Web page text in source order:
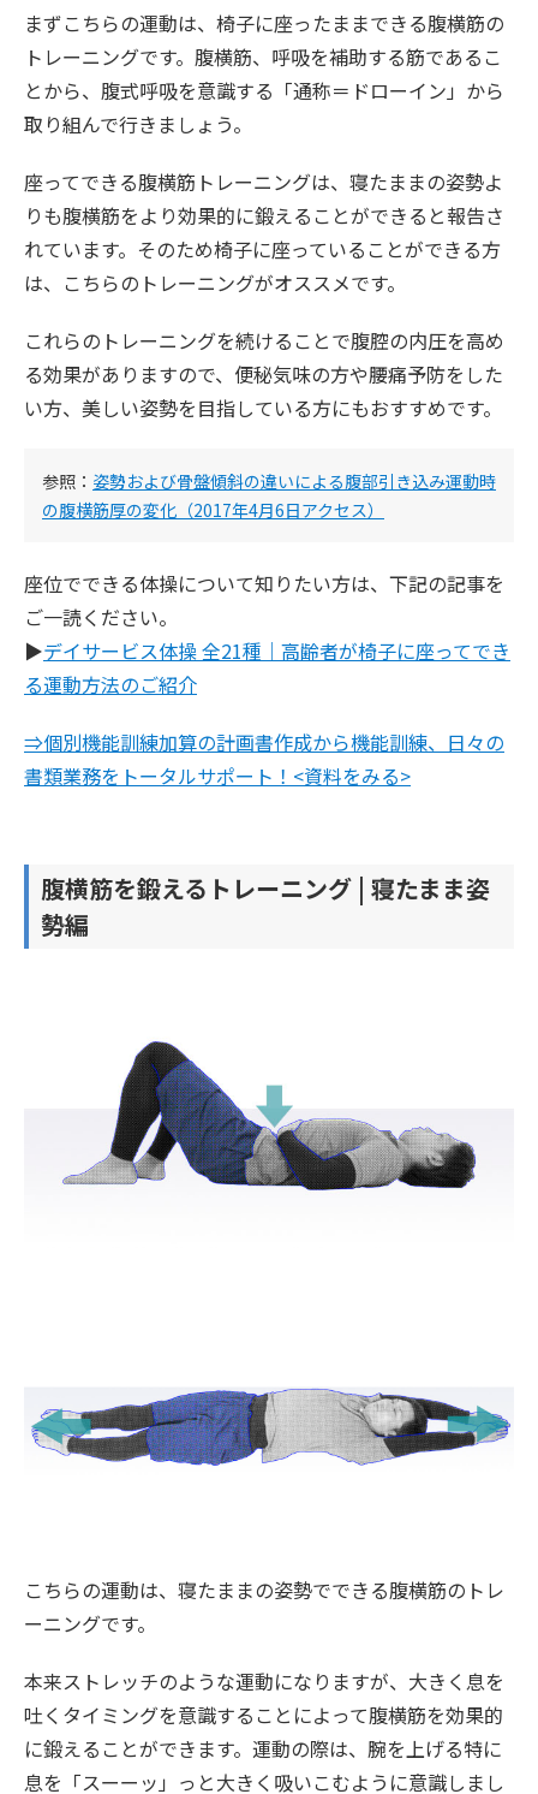
まずこちらの運動は、椅子に座ったままできる腹横筋の
トレーニングです。腹横筋、呼吸を補助する筋であるこ
とから、腹式呼吸を意識する「通称＝ドローイン」から
取り組んで行きましょう。
座ってできる腹横筋トレーニングは、寝たままの姿勢よ
りも腹横筋をより効果的に鍛えることができると報告さ
れています。そのため椅子に座っていることができる方
は、こちらのトレーニングがオススメです。
これらのトレーニングを続けることで腹腔の内圧を高め
る効果がありますので、便秘気味の方や腰痛予防をした
い方、美しい姿勢を目指している方にもおすすめです。
参照： 姿勢および骨盤傾斜の違いによる腹部引き込み運動時
の腹横筋厚の変化（2017年4月6日アクセス）
座位でできる体操について知りたい方は、下記の記事を
ご一読ください。
▶︎デイサービス体操 全21種｜高齢者が椅子に座ってでき
る運動方法のご紹介
⇒個別機能訓練加算の計画書作成から機能訓練、日々の
書類業務をトータルサポート！<資料をみる>
腹横筋を鍛えるトレーニング | 寝たまま姿
勢編
こちらの運動は、寝たままの姿勢でできる腹横筋のトレ
ーニングです。
本来ストレッチのような運動になりますが、大きく息を
吐くタイミングを意識することによって腹横筋を効果的
に鍛えることができます。運動の際は、腕を上げる特に
息を「スーーッ」っと大きく吸いこむように意識しまし